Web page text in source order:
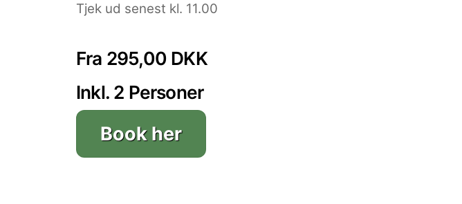
Tjek ud senest kl. 11.00
Fra 295,00 DKK
Inkl. 2 Personer
Book her